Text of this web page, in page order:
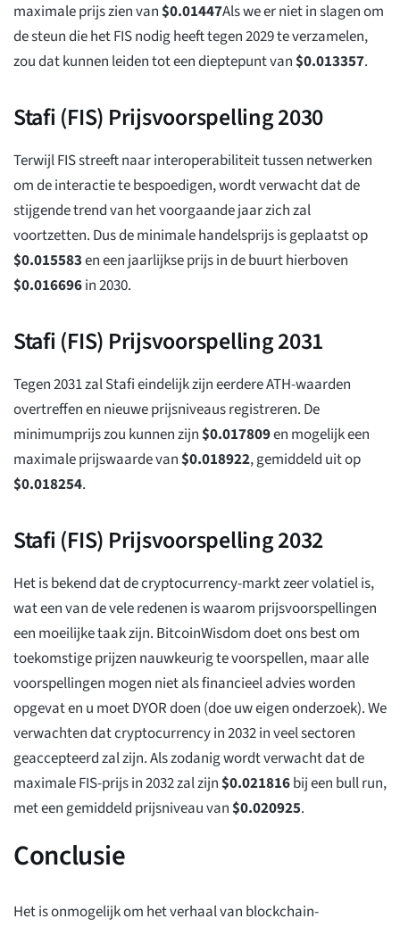
maximale prijs zien van$0.01447Als we er niet in slagen om
de steun die het FIS nodig heeft tegen 2029 te verzamelen,
zou dat kunnen leiden tot een dieptepunt van$0.013357.
Stafi (FIS) Prijsvoorspelling 2030
Terwijl FIS streeft naar interoperabiliteit tussen netwerken
om de interactie te bespoedigen, wordt verwacht dat de
stijgende trend van het voorgaande jaar zich zal
voortzetten. Dus de minimale handelsprijs is geplaatst op
$0.015583en een jaarlijkse prijs in de buurt hierboven
$0.016696in 2030.
Stafi (FIS) Prijsvoorspelling 2031
Tegen 2031 zal Stafi eindelijk zijn eerdere ATH-waarden
overtreffen en nieuwe prijsniveaus registreren. De
minimumprijs zou kunnen zijn$0.017809en mogelijk een
maximale prijswaarde van$0.018922, gemiddeld uit op
$0.018254.
Stafi (FIS) Prijsvoorspelling 2032
Het is bekend dat de cryptocurrency-markt zeer volatiel is,
wat een van de vele redenen is waarom prijsvoorspellingen
een moeilijke taak zijn. BitcoinWisdom doet ons best om
toekomstige prijzen nauwkeurig te voorspellen, maar alle
voorspellingen mogen niet als financieel advies worden
opgevat en u moet DYOR doen (doe uw eigen onderzoek). We
verwachten dat cryptocurrency in 2032 in veel sectoren
geaccepteerd zal zijn. Als zodanig wordt verwacht dat de
maximale FIS-prijs in 2032 zal zijn$0.021816bij een bull run,
met een gemiddeld prijsniveau van$0.020925.
Conclusie
Het is onmogelijk om het verhaal van blockchain-